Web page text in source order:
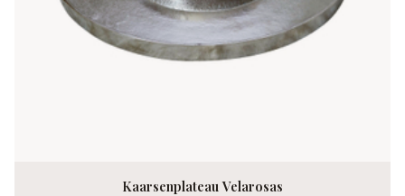
Kaarsenplateau Velarosas